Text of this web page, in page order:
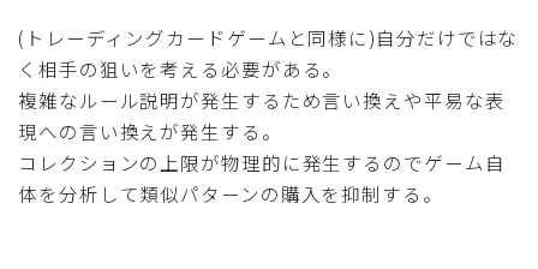
(トレーディングカードゲームと同様に)自分だけではな
く相手の狙いを考える必要がある。
複雑なルール説明が発生するため言い換えや平易な表
現への言い換えが発生する。
コレクションの上限が物理的に発生するのでゲーム自
体を分析して類似パターンの購入を抑制する。